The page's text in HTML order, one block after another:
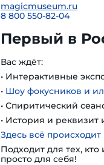
magicmuseum.ru
8 800 550-82-04
Первый в
Вас ждёт:
• Интерактивные
• Шоу фокусников и
• Спиритический
• История и
Здесь всё
Подходит для тех, кто
просто для себя!